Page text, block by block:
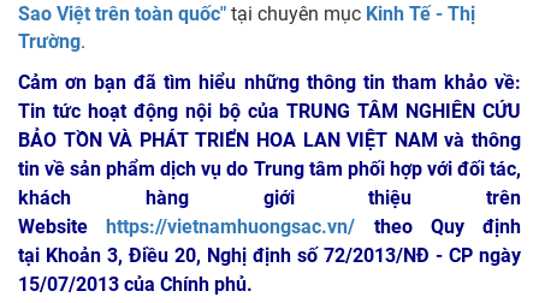
Sao Việt trên toàn quốc" tại chuyên mục Kinh Tế - Thị
Trường.
Cảm ơn bạn đã tìm hiểu những thông tin tham khảo về:
Tin tức hoạt động nội bộ của TRUNG TÂM NGHIÊN CỨU
BẢO TỒN VÀ PHÁT TRIỂN HOA LAN VIỆT NAM và thông
tin về sản phẩm dịch vụ do Trung tâm phối hợp với đối tác,
khách hàng giới thiệu trên
Websitehttps://vietnamhuongsac.vn/ theo Quy định
tại Khoản 3, Điều 20, Nghị định số 72/2013/NĐ - CP ngày
15/07/2013 của Chính phủ.